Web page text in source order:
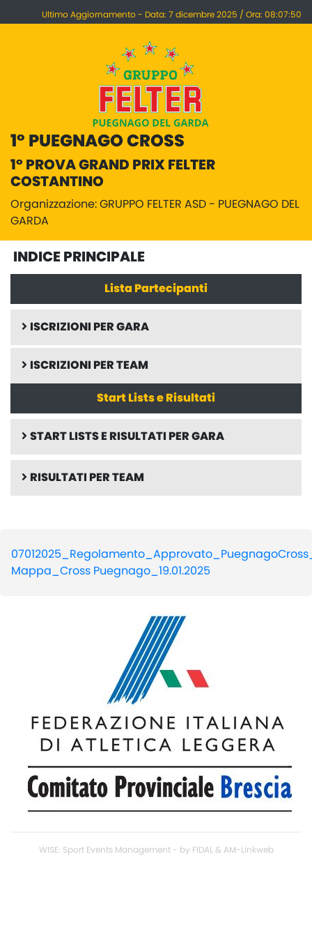
Ultimo Aggiornamento - Data: 7 dicembre 2025 / Ora: 08:07:50
1° PUEGNAGO CROSS
1° PROVA GRAND PRIX FELTER
COSTANTINO
Organizzazione: GRUPPO FELTER ASD - PUEGNAGO DEL
GARDA
INDICE PRINCIPALE
Lista Partecipanti
ISCRIZIONI PER GARA
ISCRIZIONI PER TEAM
Start Lists e Risultati
START LISTS E RISULTATI PER GARA
RISULTATI PER TEAM
Mappa_Cross Puegnago_19.01.2025
WISE: Sport Events Management - by FIDAL & AM-Linkweb